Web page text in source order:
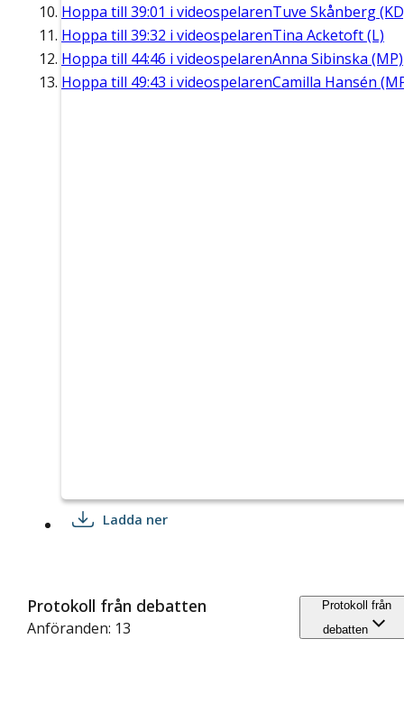
Hoppa till 39:01 i videospelarenTuve Skånberg
Hoppa till 39:32 i videospelarenTina Acketoft (L)
Hoppa till 44:46 i videospelarenAnna Sibinska (MP)
Hoppa till 49:43 i videospelarenCamilla Hansén
Ladda ner
Protokoll från debatten
Anföranden: 13
Protokoll från
debatten